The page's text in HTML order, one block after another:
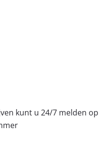
kunt u 24/7 melden op